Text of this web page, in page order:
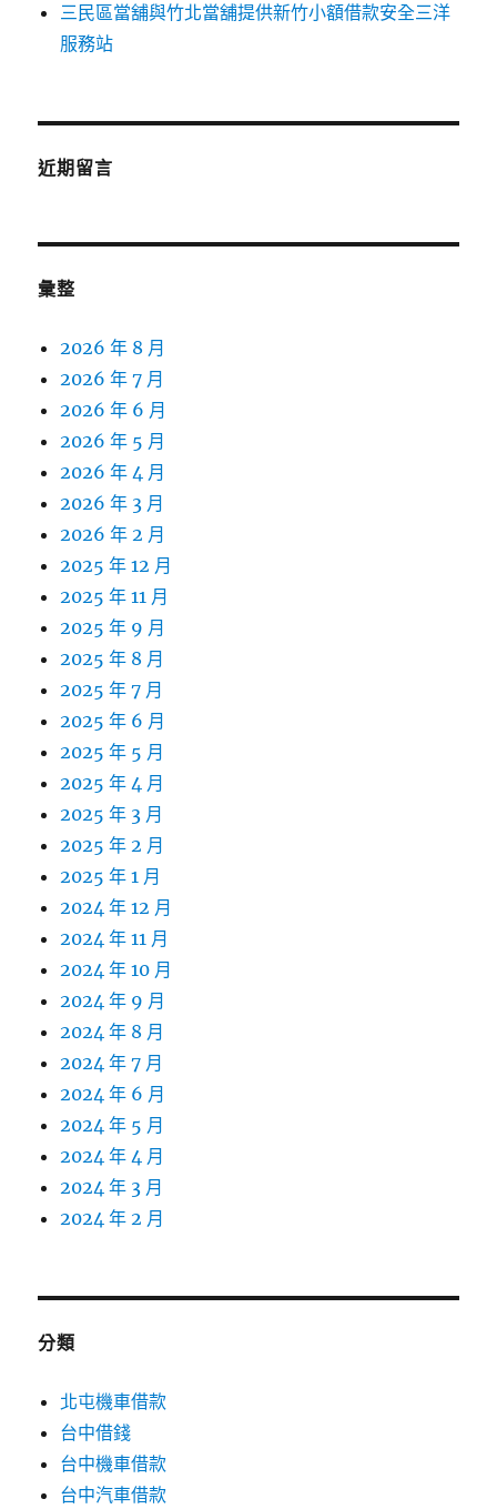
三民區當舖與竹北當舖提供新竹小額借款安全三洋
服務站
近期留言
彙整
2026 年 8 月
2026 年 7 月
2026 年 6 月
2026 年 5 月
2026 年 4 月
2026 年 3 月
2026 年 2 月
2025 年 12 月
2025 年 11 月
2025 年 9 月
2025 年 8 月
2025 年 7 月
2025 年 6 月
2025 年 5 月
2025 年 4 月
2025 年 3 月
2025 年 2 月
2025 年 1 月
2024 年 12 月
2024 年 11 月
2024 年 10 月
2024 年 9 月
2024 年 8 月
2024 年 7 月
2024 年 6 月
2024 年 5 月
2024 年 4 月
2024 年 3 月
2024 年 2 月
分類
北屯機車借款
台中借錢
台中機車借款
台中汽車借款